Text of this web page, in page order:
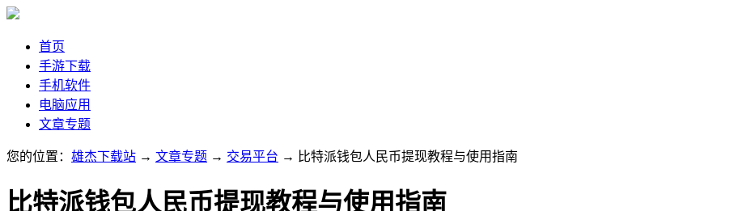
首页
手游下载
手机软件
电脑应用
文章专题
您的位置： 雄杰下载站 → 文章专题 → 交易平台 → 比特派钱包人民币提现教程与使用指南
比特派钱包人民币提现教程与使用指南